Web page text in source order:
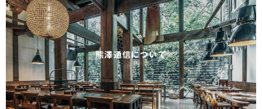
熊澤通信について